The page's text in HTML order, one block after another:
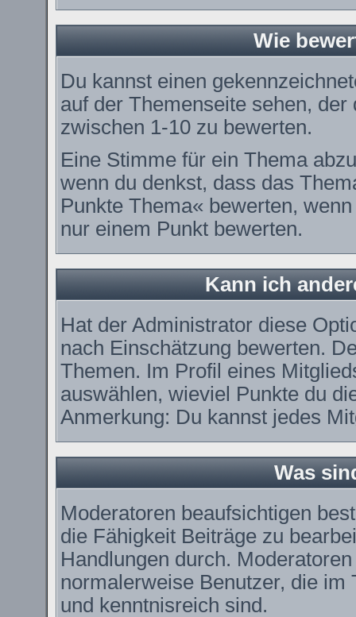
Wie
Du kannst einen
auf der Themenseite sehen,
zwischen 1-10 zu bewerten.
Eine Stimme für ein Thema
wenn du denkst, dass das
Punkte Thema« bewerten,
nur einem Punkt bewerten.
Kann ich
Hat der Administrator diese
nach Einschätzung bewerten.
Themen. Im Profil eines
auswählen, wieviel Punkte du
Anmerkung: Du kannst jedes
Was
Moderatoren beaufsichtigen
die Fähigkeit Beiträge zu
Handlungen durch.
normalerweise Benutzer, die
und kenntnisreich sind.